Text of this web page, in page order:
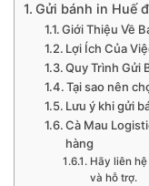
Gửi bánh in Huế
Giới Thiệu Về
Lợi Ích Của
Quy Trình Gửi
Tại sao nên
Lưu ý khi gửi
Cà Mau
hàng
Hãy liên
và hỗ trợ.